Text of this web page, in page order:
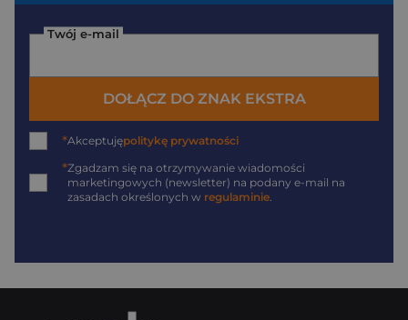
Twój e-mail
DOŁĄCZ DO ZNAK EKSTRA
*Akceptujępolitykę prywatności
*Zgadzam się na otrzymywanie wiadomości
marketingowych (newsletter) na podany e-mail na
zasadach określonych w regulaminie